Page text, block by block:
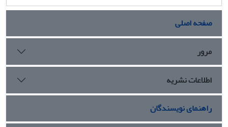
صفحه اصلی
مرور
اطلاعات نشریه
راهنمای نویسندگان